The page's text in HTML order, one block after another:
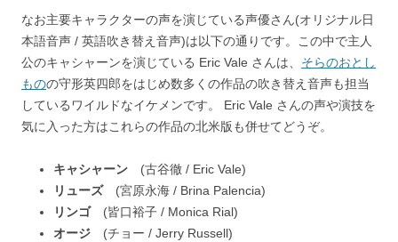
なお主要キャラクターの声を演じている声優さん(オリジナル日
本語音声 / 英語吹き替え音声)は以下の通りです。この中で主人
公のキャシャーンを演じている Eric Vale さんは、 そらのおとし
ものの守形英四郎をはじめ数多くの作品の吹き替え音声も担当
しているワイルドなイケメンです。 Eric Vale さんの声や演技を
気に入った方はこれらの作品の北米版も併せてどうぞ。
キャシャーン (古谷徹 / Eric Vale)
リューズ(宮原永海 / Brina Palencia)
リンゴ(皆口裕子 / Monica Rial)
オージ (チョー / Jerry Russell)